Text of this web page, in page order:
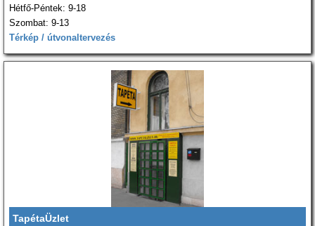
Hétfő-Péntek: 9-18
Szombat: 9-13
Térkép / útvonaltervezés
TapétaÜzlet